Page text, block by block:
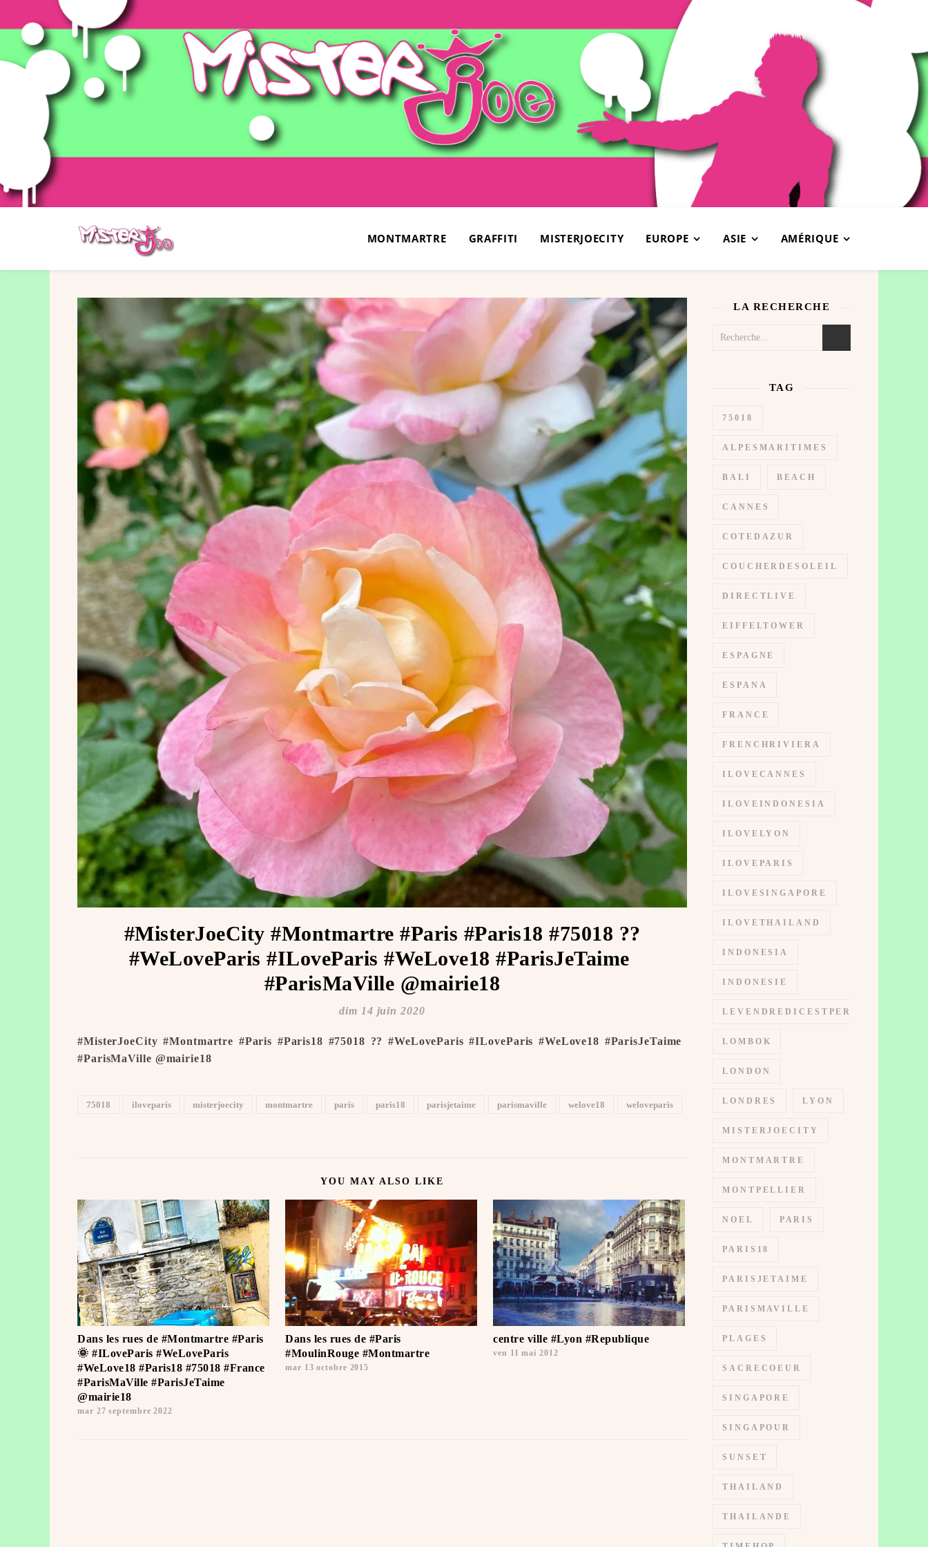
MONTMARTRE GRAFFITI MISTERJOECITY EUROPE ASIE AMÉRIQUE
#MisterJoeCity #Montmartre #Paris #Paris18 #75018 ??
#WeLoveParis #ILoveParis #WeLove18 #ParisJeTaime ️
#ParisMaVille @mairie18
dim 14 juin 2020
#MisterJoeCity #Montmartre #Paris #Paris18 #75018 ?? #WeLoveParis #ILoveParis #WeLove18 #ParisJeTaime ️
#ParisMaVille @mairie18
75018 iloveparis misterjoecity montmartre paris paris18 parisjetaime parismaville welove18 weloveparis
YOU MAY ALSO LIKE
Dans les rues de #Montmartre #Paris
🌞 #ILoveParis #WeLoveParis
#WeLove18 #Paris18 #75018 #France
#ParisMaVille #ParisJeTaime ️
@mairie18
mar 27 septembre 2022
Dans les rues de #Paris
#MoulinRouge #Montmartre
mar 13 octobre 2015
centre ville #Lyon #Republique
ven 11 mai 2012
LA RECHERCHE
TAG
75018
ALPESMARITIMES
BALI BEACH
CANNES
COTEDAZUR
COUCHERDESOLEIL
DIRECTLIVE
EIFFELTOWER
ESPAGNE
ESPANA
FRANCE
FRENCHRIVIERA
ILOVECANNES
ILOVEINDONESIA
ILOVELYON
ILOVEPARIS
ILOVESINGAPORE
ILOVETHAILAND
INDONESIA
INDONESIE
LEVENDREDICESTPERMIS
LOMBOK
LONDON
LONDRES LYON
MISTERJOECITY
MONTMARTRE
MONTPELLIER
NOEL PARIS
PARIS18
PARISJETAIME
PARISMAVILLE
PLAGES
SACRECOEUR
SINGAPORE
SINGAPOUR
SUNSET
THAILAND
THAILANDE